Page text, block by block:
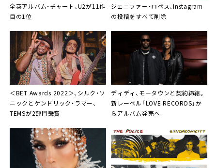
全英アルバム・チャート、U2が11作
目の1位
ジェニファー・ロペス、Instagram
の投稿をすべて削除
＜BET Awards 2022＞、シルク・ソ
ニックとケンドリック・ラマー、
TEMSが2部門受賞
ディディ 、モータウンと契約締結。
新レーベル「LOVE RECORDS」か
らアルバム発売へ